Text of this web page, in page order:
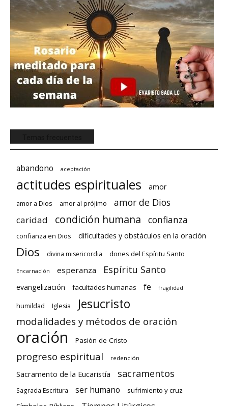
abandono aceptación
actitudes espirituales amor
amor a Dios amor al prójimo amor de Dios
caridad condición humana confianza
confianza en Dios dificultades y obstáculos en la oración
Dios divina misericordia dones del Espíritu Santo
Encarnación esperanza Espíritu Santo
evangelización facultades humanas fe fragilidad
humildad Iglesia Jesucristo
modalidades y métodos de oración
oración Pasión de Cristo
progreso espiritual redención
Sacramento de la Eucaristía sacramentos
Sagrada Escritura ser humano sufrimiento y cruz